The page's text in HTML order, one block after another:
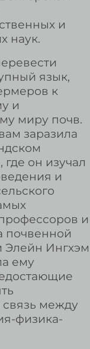
и
наук.
язык,
к
и
миру почв.
заразила
где он изучал
и
и
почвенной
Элейн Ингхэм
ему
между
физика-